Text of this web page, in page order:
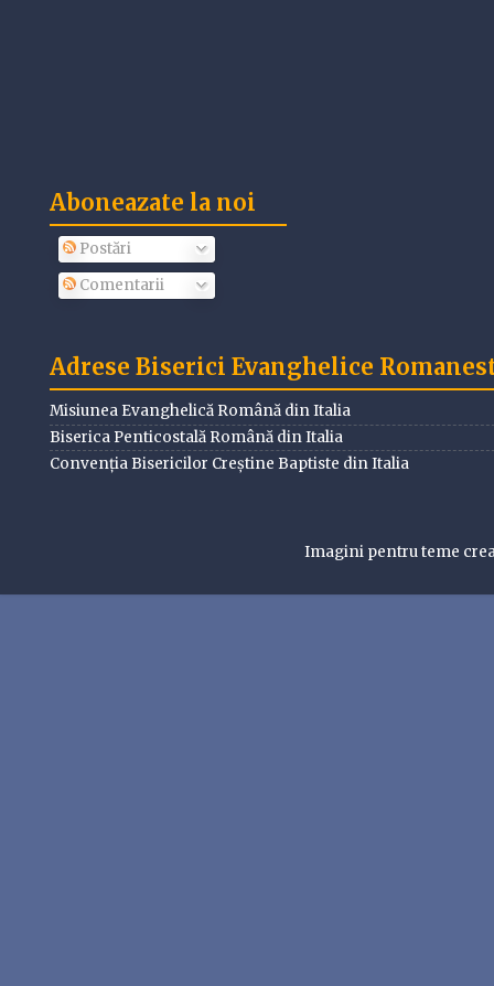
Aboneazate la noi
Postări
Comentarii
Adrese Biserici Evanghelice
Misiunea Evanghelică Română din Italia
Biserica Penticostală Română din Italia
Convenția Bisericilor Creștine Baptiste din Italia
Imagini pentru teme